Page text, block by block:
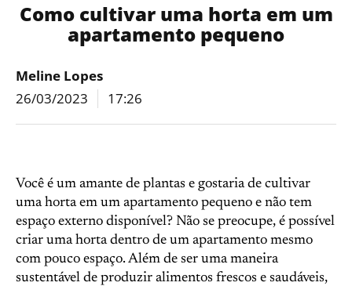
Como cultivar uma horta em um
apartamento pequeno
Meline Lopes
26/03/2023
17:26
Você é um amante de plantas e gostaria de cultivar
uma horta em um apartamento pequeno e não tem
espaço externo disponível? Não se preocupe, é possível
criar uma horta dentro de um apartamento mesmo
com pouco espaço. Além de ser uma maneira
sustentável de produzir alimentos frescos e saudáveis,